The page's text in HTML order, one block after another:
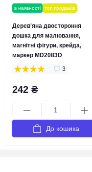
в наявності топ продажів
Дерев'яна двостороння
дошка для малювання,
магнітні фігури, крейда,
маркер MD2083D
3
242 ₴
До кошика